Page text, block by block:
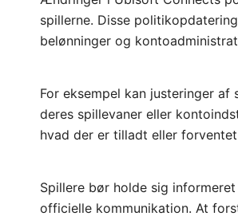
spillerne. Disse
belønninger og
For eksempel kan justeringer
deres spillevaner eller
hvad der er tilladt eller
Spillere bør holde sig
officielle kommunikation. At